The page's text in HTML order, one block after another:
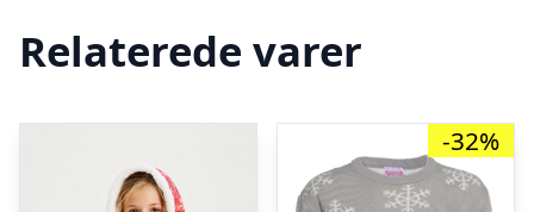
Relaterede varer
-32%